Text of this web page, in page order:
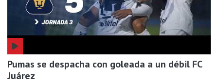
Pumas se despacha con goleada a un débil FC
Juárez